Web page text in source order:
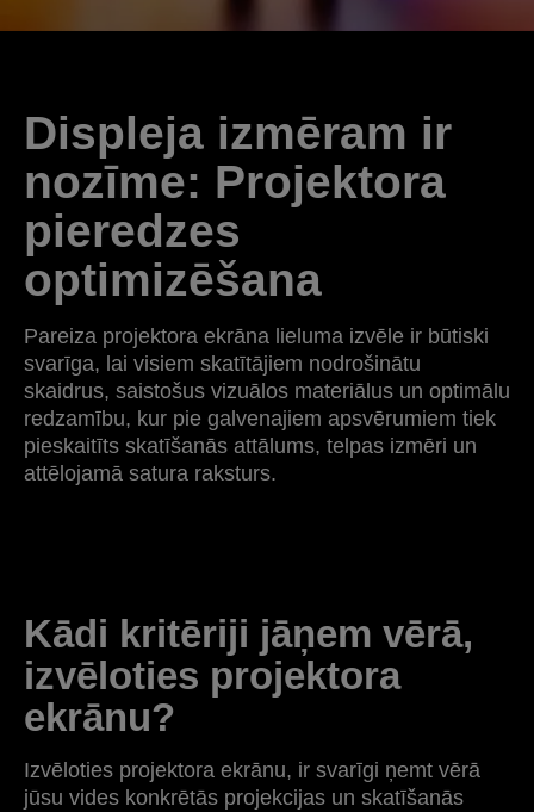
Displeja izmēram ir
nozīme: Projektora
pieredzes
optimizēšana
Pareiza projektora ekrāna lieluma izvēle ir būtiski
svarīga, lai visiem skatītājiem nodrošinātu
skaidrus, saistošus vizuālos materiālus un optimālu
redzamību, kur pie galvenajiem apsvērumiem tiek
pieskaitīts skatīšanās attālums, telpas izmēri un
attēlojamā satura raksturs.
Kādi kritēriji jāņem vērā,
izvēloties projektora
ekrānu?
Izvēloties projektora ekrānu, ir svarīgi ņemt vērā
jūsu vides konkrētās projekcijas un skatīšanās